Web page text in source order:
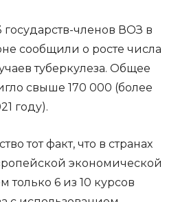
государств-членов ВОЗ в
сообщили о росте числа
туберкулеза. Общее
свыше 170 000 (более
году).
тот факт, что в странах
экономической
только 6 из 10 курсов